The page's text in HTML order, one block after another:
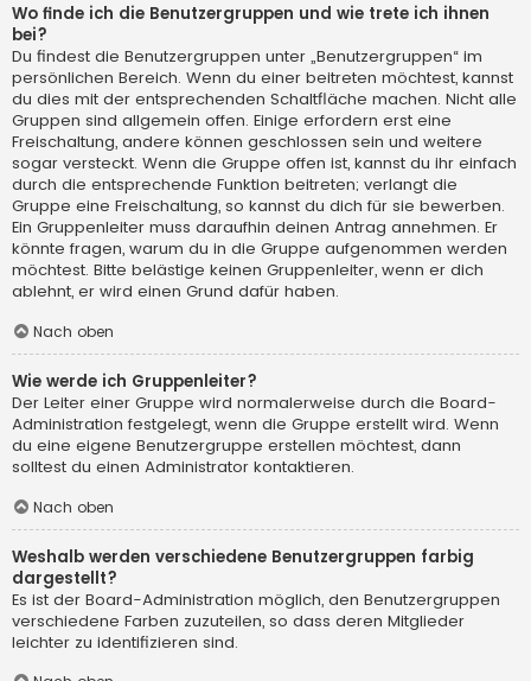
Wo finde ich die Benutzergruppen und wie trete ich ihnen
bei?
Du findest die Benutzergruppen unter „Benutzergruppen“ im
persönlichen Bereich. Wenn du einer beitreten möchtest, kannst
du dies mit der entsprechenden Schaltfläche machen. Nicht alle
Gruppen sind allgemein offen. Einige erfordern erst eine
Freischaltung, andere können geschlossen sein und weitere
sogar versteckt. Wenn die Gruppe offen ist, kannst du ihr einfach
durch die entsprechende Funktion beitreten; verlangt die
Gruppe eine Freischaltung, so kannst du dich für sie bewerben.
Ein Gruppenleiter muss daraufhin deinen Antrag annehmen. Er
könnte fragen, warum du in die Gruppe aufgenommen werden
möchtest. Bitte belästige keinen Gruppenleiter, wenn er dich
ablehnt, er wird einen Grund dafür haben.
Nach oben
Wie werde ich Gruppenleiter?
Der Leiter einer Gruppe wird normalerweise durch die Board-
Administration festgelegt, wenn die Gruppe erstellt wird. Wenn
du eine eigene Benutzergruppe erstellen möchtest, dann
solltest du einen Administrator kontaktieren.
Nach oben
Weshalb werden verschiedene Benutzergruppen farbig
dargestellt?
Es ist der Board-Administration möglich, den Benutzergruppen
verschiedene Farben zuzuteilen, so dass deren Mitglieder
leichter zu identifizieren sind.